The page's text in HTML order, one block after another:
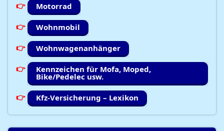
Motorrad
Wohnmobil
Wohnwagenanhänger
Kennzeichen für Mofa, Moped,
Bike/Pedelec usw.
Kfz-Versicherung – Lexikon